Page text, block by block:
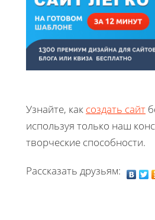
Узнайте, как создать сайт
используя только наш
творческие способности.
Рассказать друзьям: